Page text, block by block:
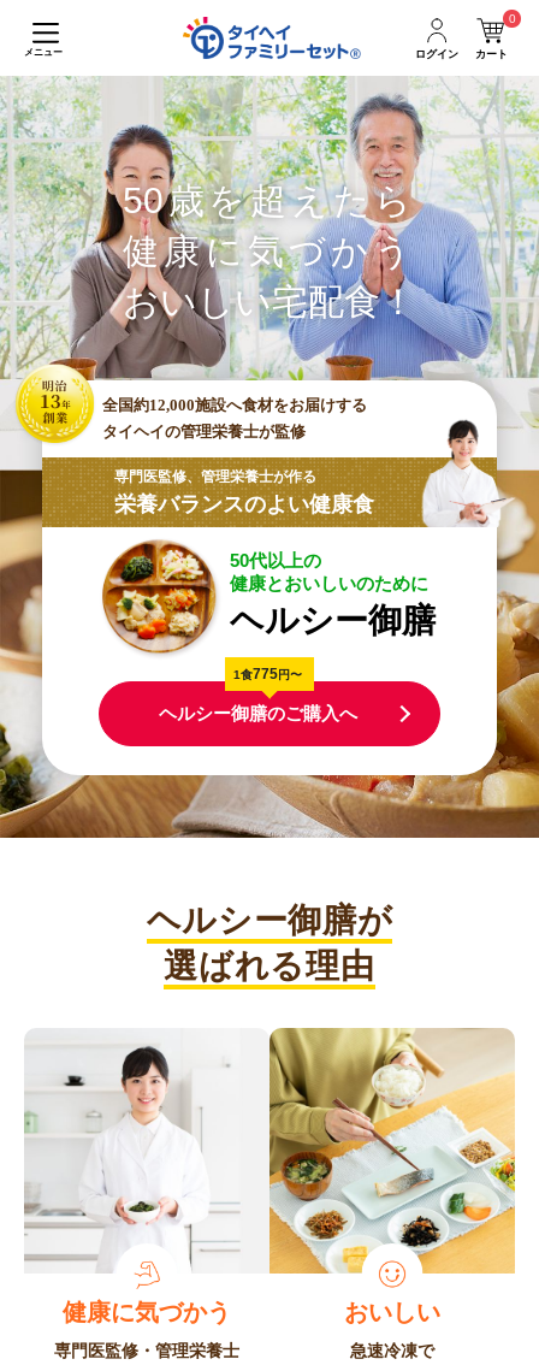
メニュー ログイン カート
0
50歳を超えたら
健康に気づかう
おいしい宅配食！
全国約12,000施設へ食材をお届けする
タイヘイの管理栄養士が監修
専門医監修、管理栄養士が作る
栄養バランスのよい健康食
50代以上の
健康とおいしいのために
ヘルシー御膳
1食775円〜
ヘルシー御膳のご購入へ
ヘルシー御膳が
選ばれる理由
健康に気づかう
専門医監修・管理栄養士
おいしい
急速冷凍で